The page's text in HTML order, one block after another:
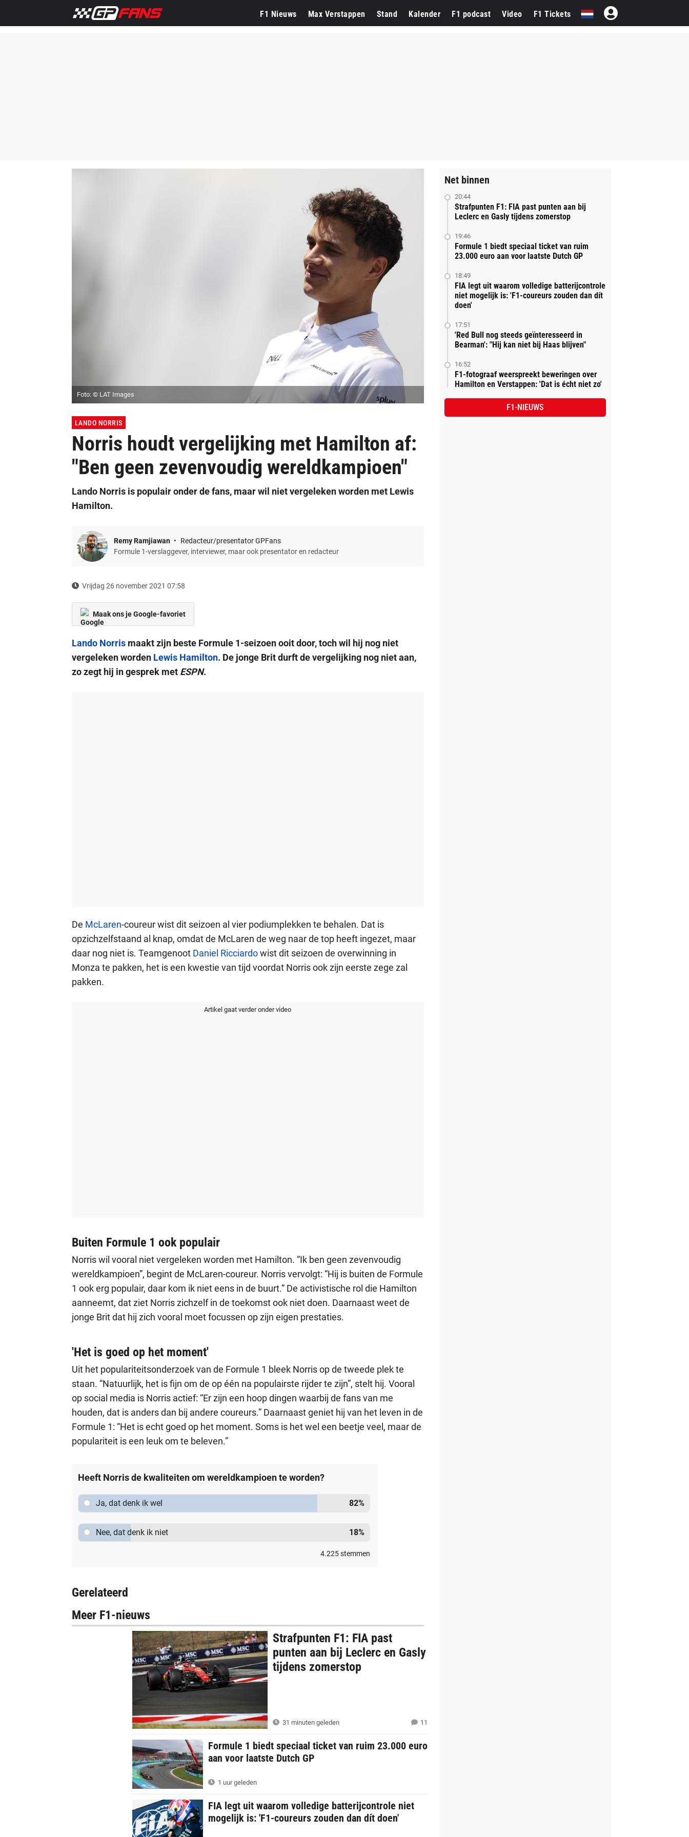
F1 Nieuws Max Verstappen Stand Kalender F1 podcast Video F1 Tickets
Foto: © LAT Images
LANDO NORRIS
Norris houdt vergelijking met Hamilton af:
"Ben geen zevenvoudig wereldkampioen"
Lando Norris is populair onder de fans, maar wil niet vergeleken worden met Lewis
Hamilton.
Remy Ramjiawan
Redacteur/presentator GPFans
Formule 1-verslaggever, interviewer, maar ook presentator en redacteur
Vrijdag 26 november 2021 07:58
Maak ons je Google-favoriet
Lando Norrismaakt zijn beste Formule 1-seizoen ooit door, toch wil hij nog niet
vergeleken worden Lewis Hamilton. De jonge Brit durft de vergelijking nog niet aan,
zo zegt hij in gesprek met ESPN.
De McLaren-coureur wist dit seizoen al vier podiumplekken te behalen. Dat is
opzichzelfstaand al knap, omdat de McLaren de weg naar de top heeft ingezet, maar
daar nog niet is. Teamgenoot Daniel Ricciardowist dit seizoen de overwinning in
Monza te pakken, het is een kwestie van tijd voordat Norris ook zijn eerste zege zal
pakken.
Artikel gaat verder onder video
Buiten Formule 1 ook populair
Norris wil vooral niet vergeleken worden met Hamilton. “Ik ben geen zevenvoudig
wereldkampioen”, begint de McLaren-coureur. Norris vervolgt: “Hij is buiten de Formule
1 ook erg populair, daar kom ik niet eens in de buurt.” De activistische rol die Hamilton
aanneemt, dat ziet Norris zichzelf in de toekomst ook niet doen. Daarnaast weet de
jonge Brit dat hij zich vooral moet focussen op zijn eigen prestaties.
'Het is goed op het moment'
Uit het populariteitsonderzoek van de Formule 1 bleek Norris op de tweede plek te
staan. “Natuurlijk, het is fijn om de op één na populairste rijder te zijn”, stelt hij. Vooral
op social media is Norris actief: “Er zijn een hoop dingen waarbij de fans van me
houden, dat is anders dan bij andere coureurs.” Daarnaast geniet hij van het leven in de
Formule 1: “Het is echt goed op het moment. Soms is het wel een beetje veel, maar de
populariteit is een leuk om te beleven.”
Heeft Norris de kwaliteiten om wereldkampioen te worden?
Ja, dat denk ik wel 82%
Nee, dat denk ik niet 18%
4.225stemmen
Gerelateerd
Meer F1-nieuws
Strafpunten F1: FIA past
punten aan bij Leclerc en Gasly
tijdens zomerstop
31 minuten geleden 11
Formule 1 biedt speciaal ticket van ruim 23.000 euro
aan voor laatste Dutch GP
1 uur geleden
FIA legt uit waarom volledige batterijcontrole niet
mogelijk is: 'F1-coureurs zouden dan dít doen'
Net binnen
20:44
Strafpunten F1: FIA past punten aan bij
Leclerc en Gasly tijdens zomerstop
19:46
Formule 1 biedt speciaal ticket van ruim
23.000 euro aan voor laatste Dutch GP
18:49
FIA legt uit waarom volledige batterijcontrole
niet mogelijk is: 'F1-coureurs zouden dan dít
doen'
17:51
'Red Bull nog steeds geïnteresseerd in
Bearman': "Hij kan niet bij Haas blijven"
16:52
F1-fotograaf weerspreekt beweringen over
Hamilton en Verstappen: 'Dat is écht niet zo'
F1-NIEUWS